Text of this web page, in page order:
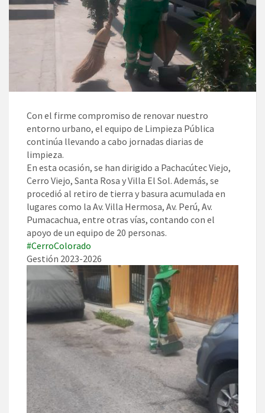
Con el firme compromiso de renovar nuestro
entorno urbano, el equipo de Limpieza Pública
continúa llevando a cabo jornadas diarias de
limpieza.
En esta ocasión, se han dirigido a Pachacútec Viejo,
Cerro Viejo, Santa Rosa y Villa El Sol. Además, se
procedió al retiro de tierra y basura acumulada en
lugares como la Av. Villa Hermosa, Av. Perú, Av.
Pumacachua, entre otras vías, contando con el
apoyo de un equipo de 20 personas.
#CerroColorado
Gestión 2023-2026